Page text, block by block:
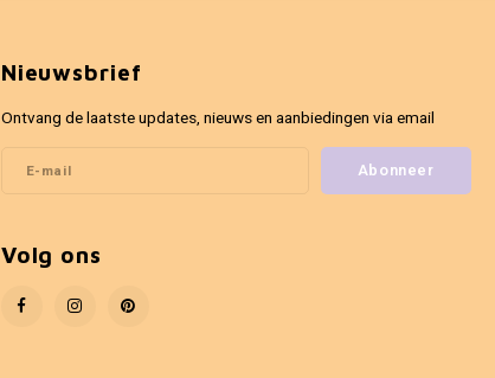
Nieuwsbrief
Ontvang de laatste updates, nieuws en aanbiedingen via email
Abonneer
Volg ons